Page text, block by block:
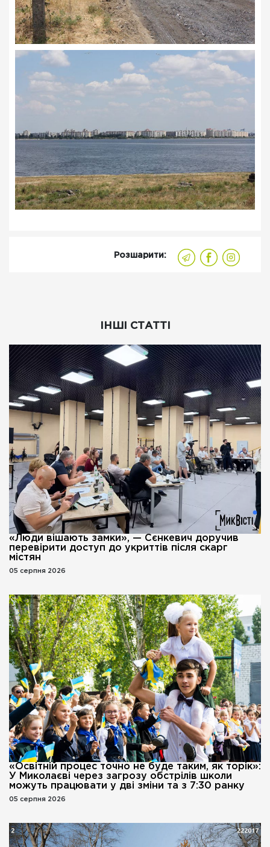
Розшарити:
ІНШІ СТАТТІ
«Люди вішають замки», — Сєнкевич доручив
перевірити доступ до укриттів після скарг
містян
05 серпня 2026
«Освітній процес точно не буде таким, як торік»:
У Миколаєві через загрозу обстрілів школи
можуть працювати у дві зміни та з 7:30 ранку
05 серпня 2026